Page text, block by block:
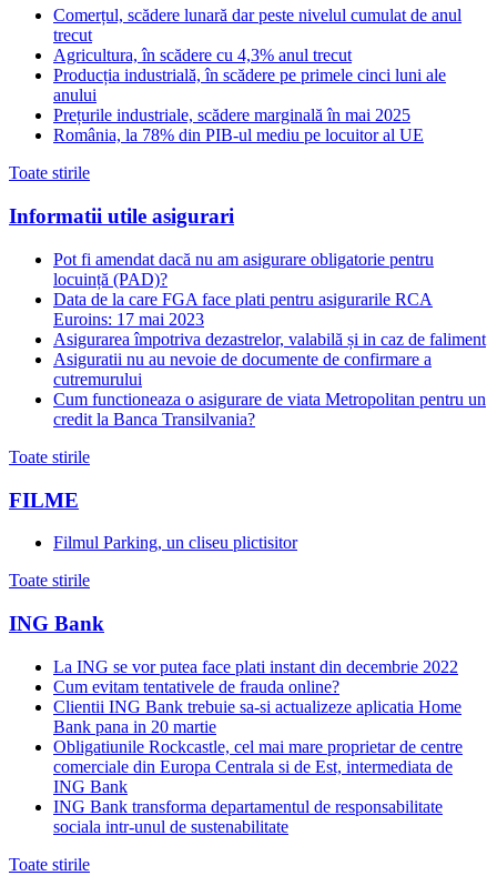
Comerțul, scădere lunară dar peste nivelul cumulat de anul
trecut
Agricultura, în scădere cu 4,3% anul trecut
Producția industrială, în scădere pe primele cinci luni ale
anului
Prețurile industriale, scădere marginală în mai 2025
România, la 78% din PIB-ul mediu pe locuitor al UE
Toate stirile
Informatii utile asigurari
Pot fi amendat dacă nu am asigurare obligatorie pentru
locuință (PAD)?
Data de la care FGA face plati pentru asigurarile RCA
Euroins: 17 mai 2023
Asigurarea împotriva dezastrelor, valabilă și in caz de faliment
Asiguratii nu au nevoie de documente de confirmare a
cutremurului
Cum functioneaza o asigurare de viata Metropolitan pentru un
credit la Banca Transilvania?
Toate stirile
FILME
Filmul Parking, un cliseu plictisitor
Toate stirile
ING Bank
La ING se vor putea face plati instant din decembrie 2022
Cum evitam tentativele de frauda online?
Clientii ING Bank trebuie sa-si actualizeze aplicatia Home
Bank pana in 20 martie
Obligatiunile Rockcastle, cel mai mare proprietar de centre
comerciale din Europa Centrala si de Est, intermediata de
ING Bank
ING Bank transforma departamentul de responsabilitate
sociala intr-unul de sustenabilitate
Toate stirile